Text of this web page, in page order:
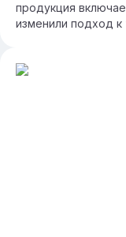
продукция
изменили подход к